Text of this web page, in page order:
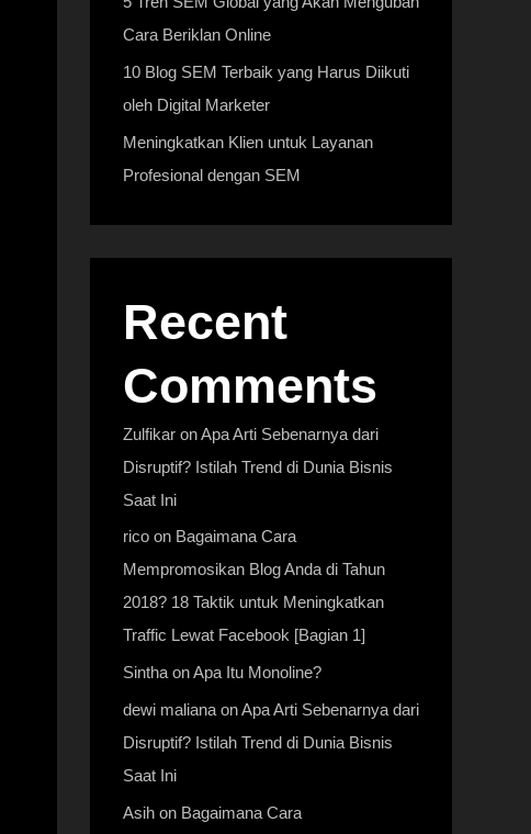
Cara Beriklan Online
10 Blog SEM Terbaik yang Harus Diikuti
oleh Digital Marketer
Meningkatkan Klien untuk Layanan
Profesional dengan SEM
Recent
Comments
Zulfikar onApa Arti Sebenarnya dari
Disruptif? Istilah Trend di Dunia Bisnis
Saat Ini
rico on Bagaimana Cara
Mempromosikan Blog Anda di Tahun
2018? 18 Taktik untuk Meningkatkan
Traffic Lewat Facebook [Bagian 1]
Sintha onApa Itu Monoline?
dewi maliana onApa Arti Sebenarnya dari
Disruptif? Istilah Trend di Dunia Bisnis
Saat Ini
Asih on Bagaimana Cara